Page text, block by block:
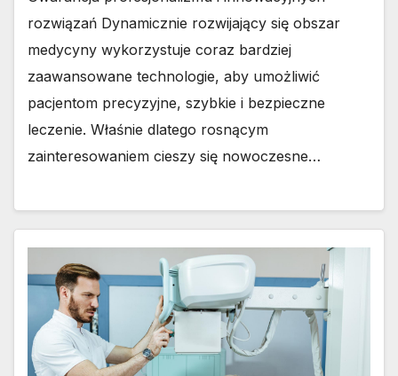
rozwiązań Dynamicznie rozwijający się obszar
medycyny wykorzystuje coraz bardziej
zaawansowane technologie, aby umożliwić
pacjentom precyzyjne, szybkie i bezpieczne
leczenie. Właśnie dlatego rosnącym
zainteresowaniem cieszy się nowoczesne…